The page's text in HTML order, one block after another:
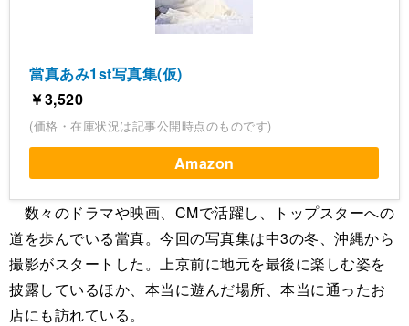
當真あみ1st写真集(仮)
￥3,520
(価格・在庫状況は記事公開時点のものです)
Amazon
数々のドラマや映画、CMで活躍し、トップスターへの
道を歩んでいる當真。今回の写真集は中3の冬、沖縄から
撮影がスタートした。上京前に地元を最後に楽しむ姿を
披露しているほか、本当に遊んだ場所、本当に通ったお
店にも訪れている。